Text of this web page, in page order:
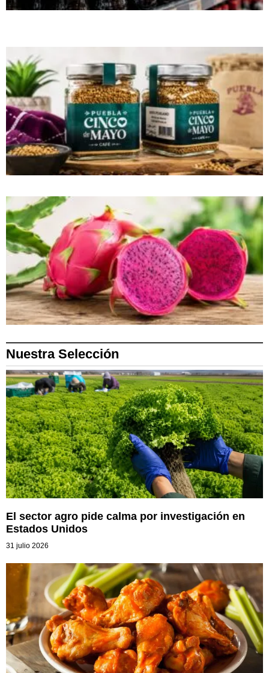
Nuestra Selección
El sector agro pide calma por investigación en
Estados Unidos
31 julio 2026